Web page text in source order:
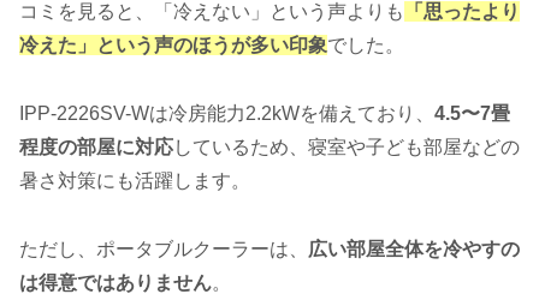
コミを見ると、「冷えない」という声よりも
「思ったより
冷えた」という声のほうが多い印象でした。
IPP-2226SV-Wは冷房能力2.2kWを備えており、 4.5〜7畳
程度の部屋に対応しているため、寝室や子ども部屋などの
暑さ対策にも活躍します。
ただし、ポータブルクーラーは、 広い部屋全体を冷やすの
は得意ではありません。